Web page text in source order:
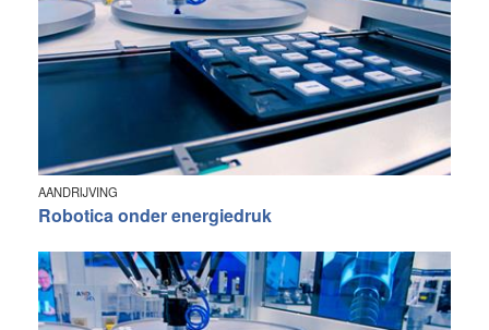
AANDRIJVING
Robotica onder energiedruk